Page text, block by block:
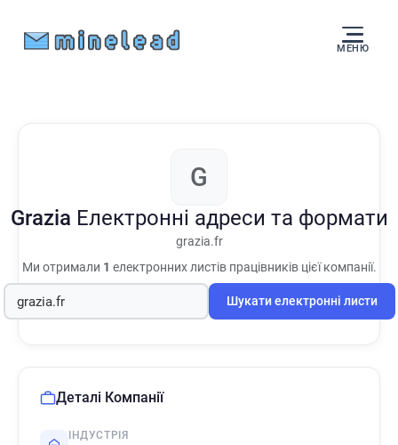
МЕНЮ
G
Grazia Електронні адреси та формати
grazia.fr
Ми отримали 1 електронних листів працівників цієї компанії.
Шукати електронні листи
Деталі Компанії
ІНДУСТРІЯ